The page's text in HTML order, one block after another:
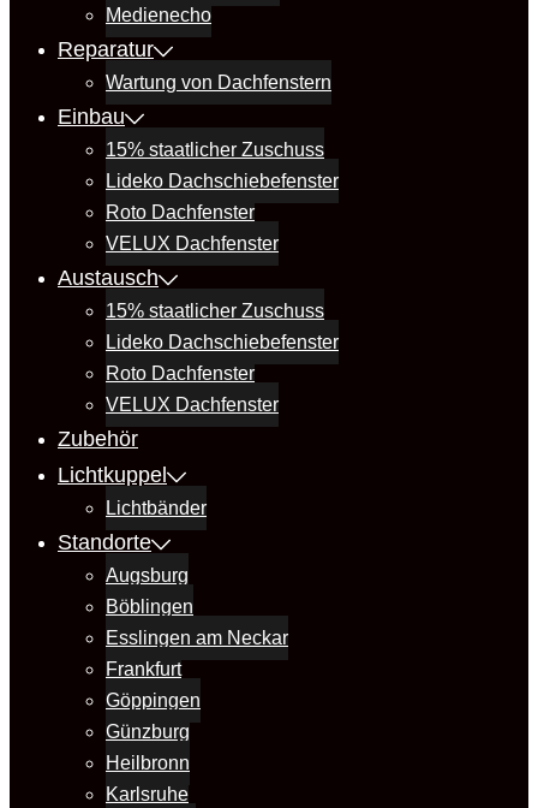
Medienecho
Reparatur
Wartung von Dachfenstern
Einbau
15% staatlicher Zuschuss
Lideko Dachschiebefenster
Roto Dachfenster
VELUX Dachfenster
Austausch
15% staatlicher Zuschuss
Lideko Dachschiebefenster
Roto Dachfenster
VELUX Dachfenster
Zubehör
Lichtkuppel
Lichtbänder
Standorte
Augsburg
Böblingen
Esslingen am Neckar
Frankfurt
Göppingen
Günzburg
Heilbronn
Karlsruhe